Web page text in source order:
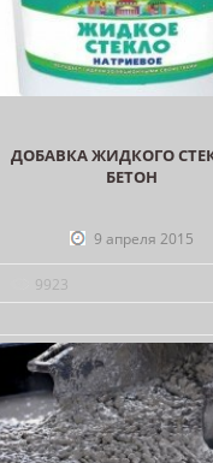
ДОБАВКА ЖИДКОГО
БЕТОН
9 апреля 2015
9923